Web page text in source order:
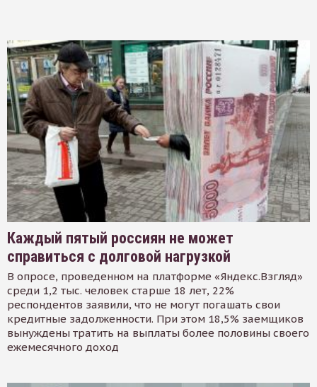
Каждый пятый россиян не может
справиться с долговой нагрузкой
В опросе, проведенном на платформе «Яндекс.Взгляд»
среди 1,2 тыс. человек старше 18 лет, 22%
респондентов заявили, что не могут погашать свои
кредитные задолженности. При этом 18,5% заемщиков
вынуждены тратить на выплаты более половины своего
ежемесячного доход